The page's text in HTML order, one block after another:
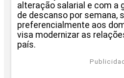
alteração salarial e com a
de descanso por semana,
preferencialmente aos
visa modernizar as
país.